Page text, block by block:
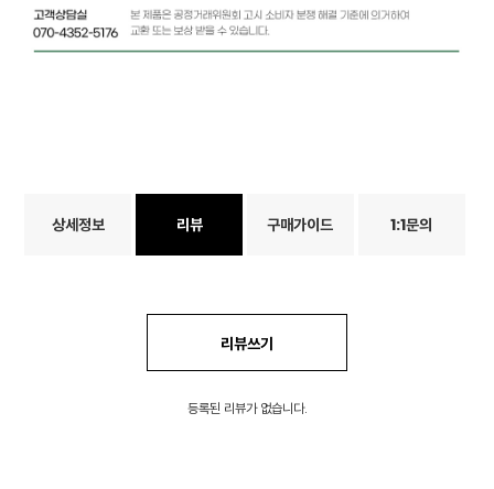
상세정보 리뷰 구매가이드 1:1문의
리뷰쓰기
등록된 리뷰가 없습니다.